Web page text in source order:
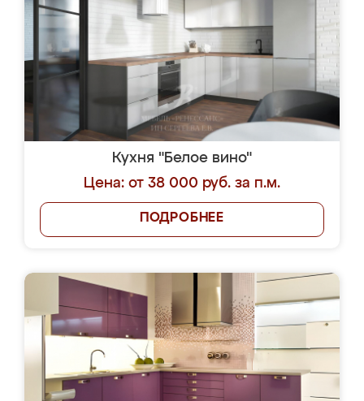
Кухня "Белое вино"
Цена: от 38 000 руб. за п.м.
ПОДРОБНЕЕ